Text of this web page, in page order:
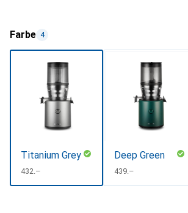
Farbe 4
Titanium Grey
CHF
432.–
Deep Green
CHF
439.–